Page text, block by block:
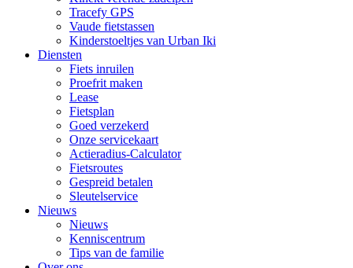
Tracefy GPS
Vaude fietstassen
Kinderstoeltjes van Urban Iki
Diensten
Fiets inruilen
Proefrit maken
Lease
Fietsplan
Goed verzekerd
Onze servicekaart
Actieradius-Calculator
Fietsroutes
Gespreid betalen
Sleutelservice
Nieuws
Nieuws
Kenniscentrum
Tips van de familie